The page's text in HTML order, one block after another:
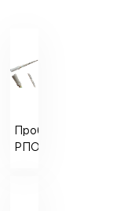
Пробоотборники
РПО